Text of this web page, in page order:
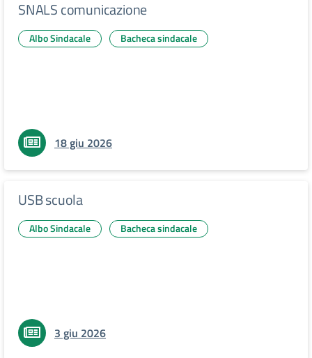
SNALS comunicazione
Albo Sindacale Bacheca sindacale
18 giu 2026
USB scuola
Albo Sindacale Bacheca sindacale
3 giu 2026